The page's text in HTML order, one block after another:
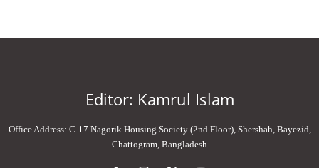
Editor: Kamrul Islam
Office Address: C-17 Nagorik Housing Society (2nd Floor), Shershah, Bayezid,
Chattogram, Bangladesh